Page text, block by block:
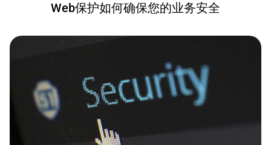
Web保护如何确保您的业务安全